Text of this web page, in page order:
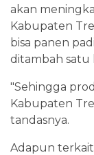
akan
Kabupaten
bisa panen
ditambah satu
"Sehingga
Kabupaten
tandasnya.
Adapun